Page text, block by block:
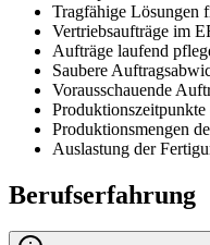
Tragfähige Lösungen
Vertriebsaufträge im
Aufträge laufend
Saubere
Vorausschauende
Produktionszeitpunkte
Produktionsmengen
Auslastung der
Berufserfahrung